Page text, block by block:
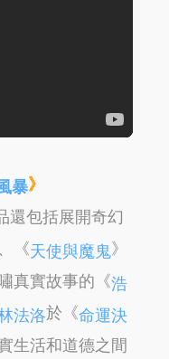
暴》
還包括展開奇幻
《天使與魔鬼》
真實故事的《浩
法洛於《命運決
生活和道德之間